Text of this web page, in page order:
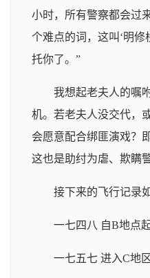
小时，所有警察都会过
个难点的词，这叫‘明修
托你了。”
我想起老夫人的嘱
机。若老夫人没交代，
会愿意配合绑匪演戏？
这也是助纣为虐、欺瞒
接下来的飞行记录
一七四八 自B地点
一七五七 进入C地